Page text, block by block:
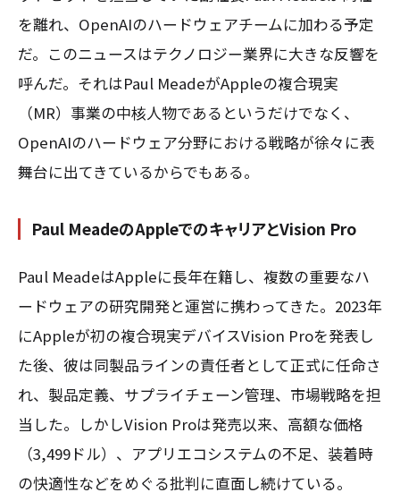
を離れ、OpenAIのハードウェアチームに加わる予定
だ。このニュースはテクノロジー業界に大きな反響を
呼んだ。それはPaul MeadeがAppleの複合現実
（MR）事業の中核人物であるというだけでなく、
OpenAIのハードウェア分野における戦略が徐々に表
舞台に出てきているからでもある。
Paul MeadeのAppleでのキャリアとVision Pro
Paul MeadeはAppleに長年在籍し、複数の重要なハ
ードウェアの研究開発と運営に携わってきた。2023年
にAppleが初の複合現実デバイスVision Proを発表し
た後、彼は同製品ラインの責任者として正式に任命さ
れ、製品定義、サプライチェーン管理、市場戦略を担
当した。しかしVision Proは発売以来、高額な価格
（3,499ドル）、アプリエコシステムの不足、装着時
の快適性などをめぐる批判に直面し続けている。